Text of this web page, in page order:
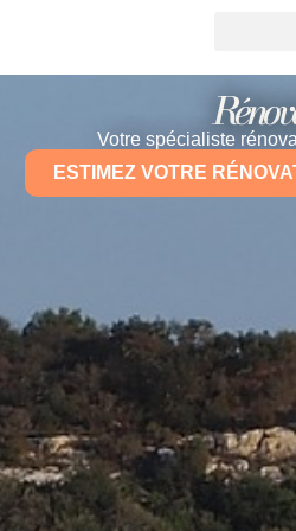
Votre spécialiste
ESTIMEZ VOTRE